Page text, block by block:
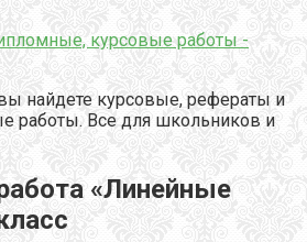
курсовые работы -
найдете курсовые, рефераты и
работы. Все для школьников и
«Линейные